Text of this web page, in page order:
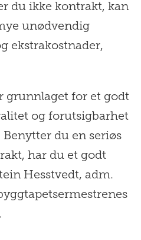
du ikke kontrakt, kan
unødvendig
ekstrakostnader,
grunnlaget for et godt
og forutsigbarhet
du en seriøs
har du et godt
Hesstvedt, adm.